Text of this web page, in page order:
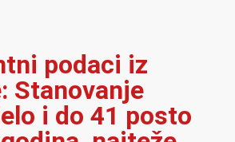
podaci iz
Stanovanje
i do 41 posto